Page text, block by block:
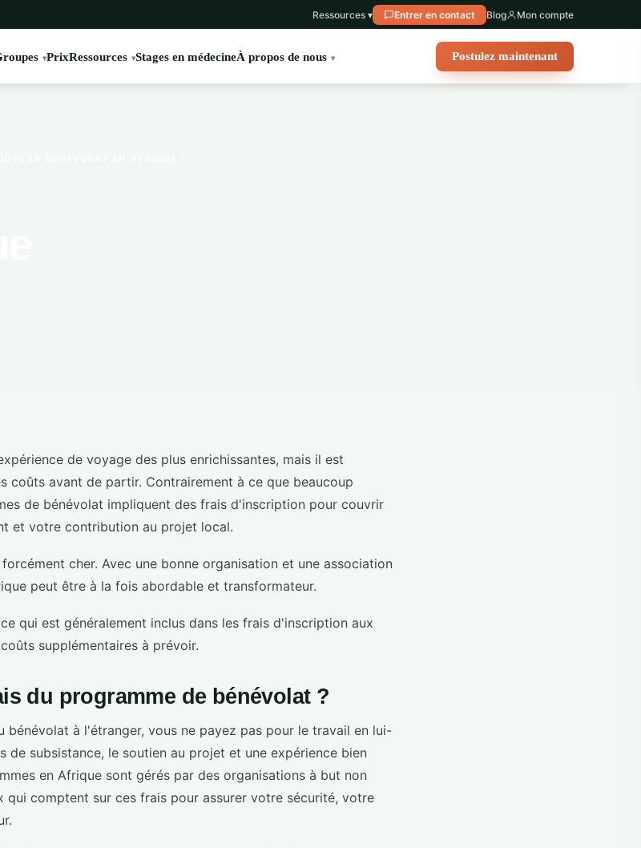
Ressources ▾ Entrer en contact Blog Mon compte
PrixRessources Stages en médecineÀ propos de nous Postulez maintenant
de voyage des plus enrichissantes, mais il est
coûts avant de partir. Contrairement à ce que beaucoup
de bénévolat impliquent des frais d'inscription pour couvrir
et votre contribution au projet local.
forcément cher. Avec une bonne organisation et une association
peut être à la fois abordable et transformateur.
qui est généralement inclus dans les frais d'inscription aux
supplémentaires à prévoir.
du programme de bénévolat ?
bénévolat à l'étranger, vous ne payez pas pour le travail en lui-
de subsistance, le soutien au projet et une expérience bien
en Afrique sont gérés par des organisations à but non
qui comptent sur ces frais pour assurer votre sécurité, votre